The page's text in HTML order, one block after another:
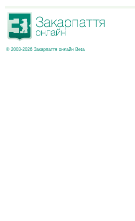
© 2003-2026 Закарпаття онлайн Beta